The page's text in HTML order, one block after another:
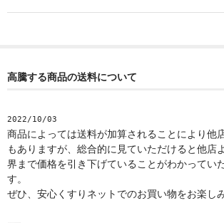
高騰する商品の送料について
2022/10/03
商品によっては送料が加算されることにより他
もありますが、総合的に見ていただけると他店
界まで価格を引き下げていることがわかってい
す。
ぜひ、安心くすりネットでのお買い物をお楽し